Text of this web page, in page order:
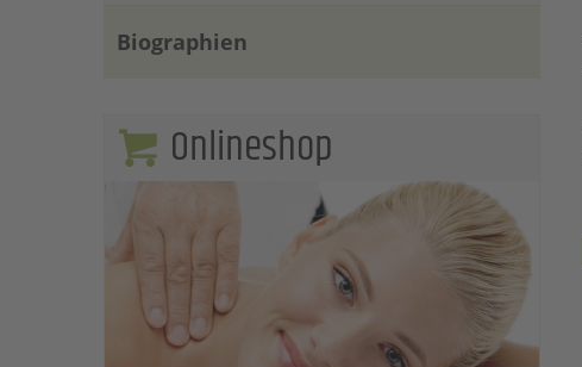
Biographien
Onlineshop